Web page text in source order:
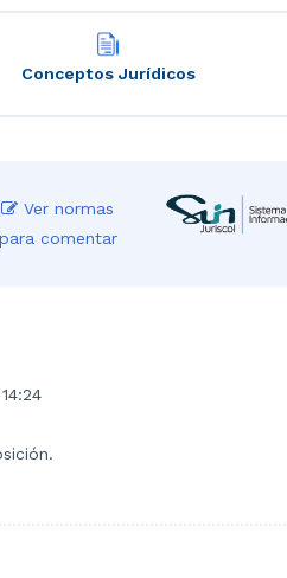
Conceptos Jurídicos
Ver normas
para comentar